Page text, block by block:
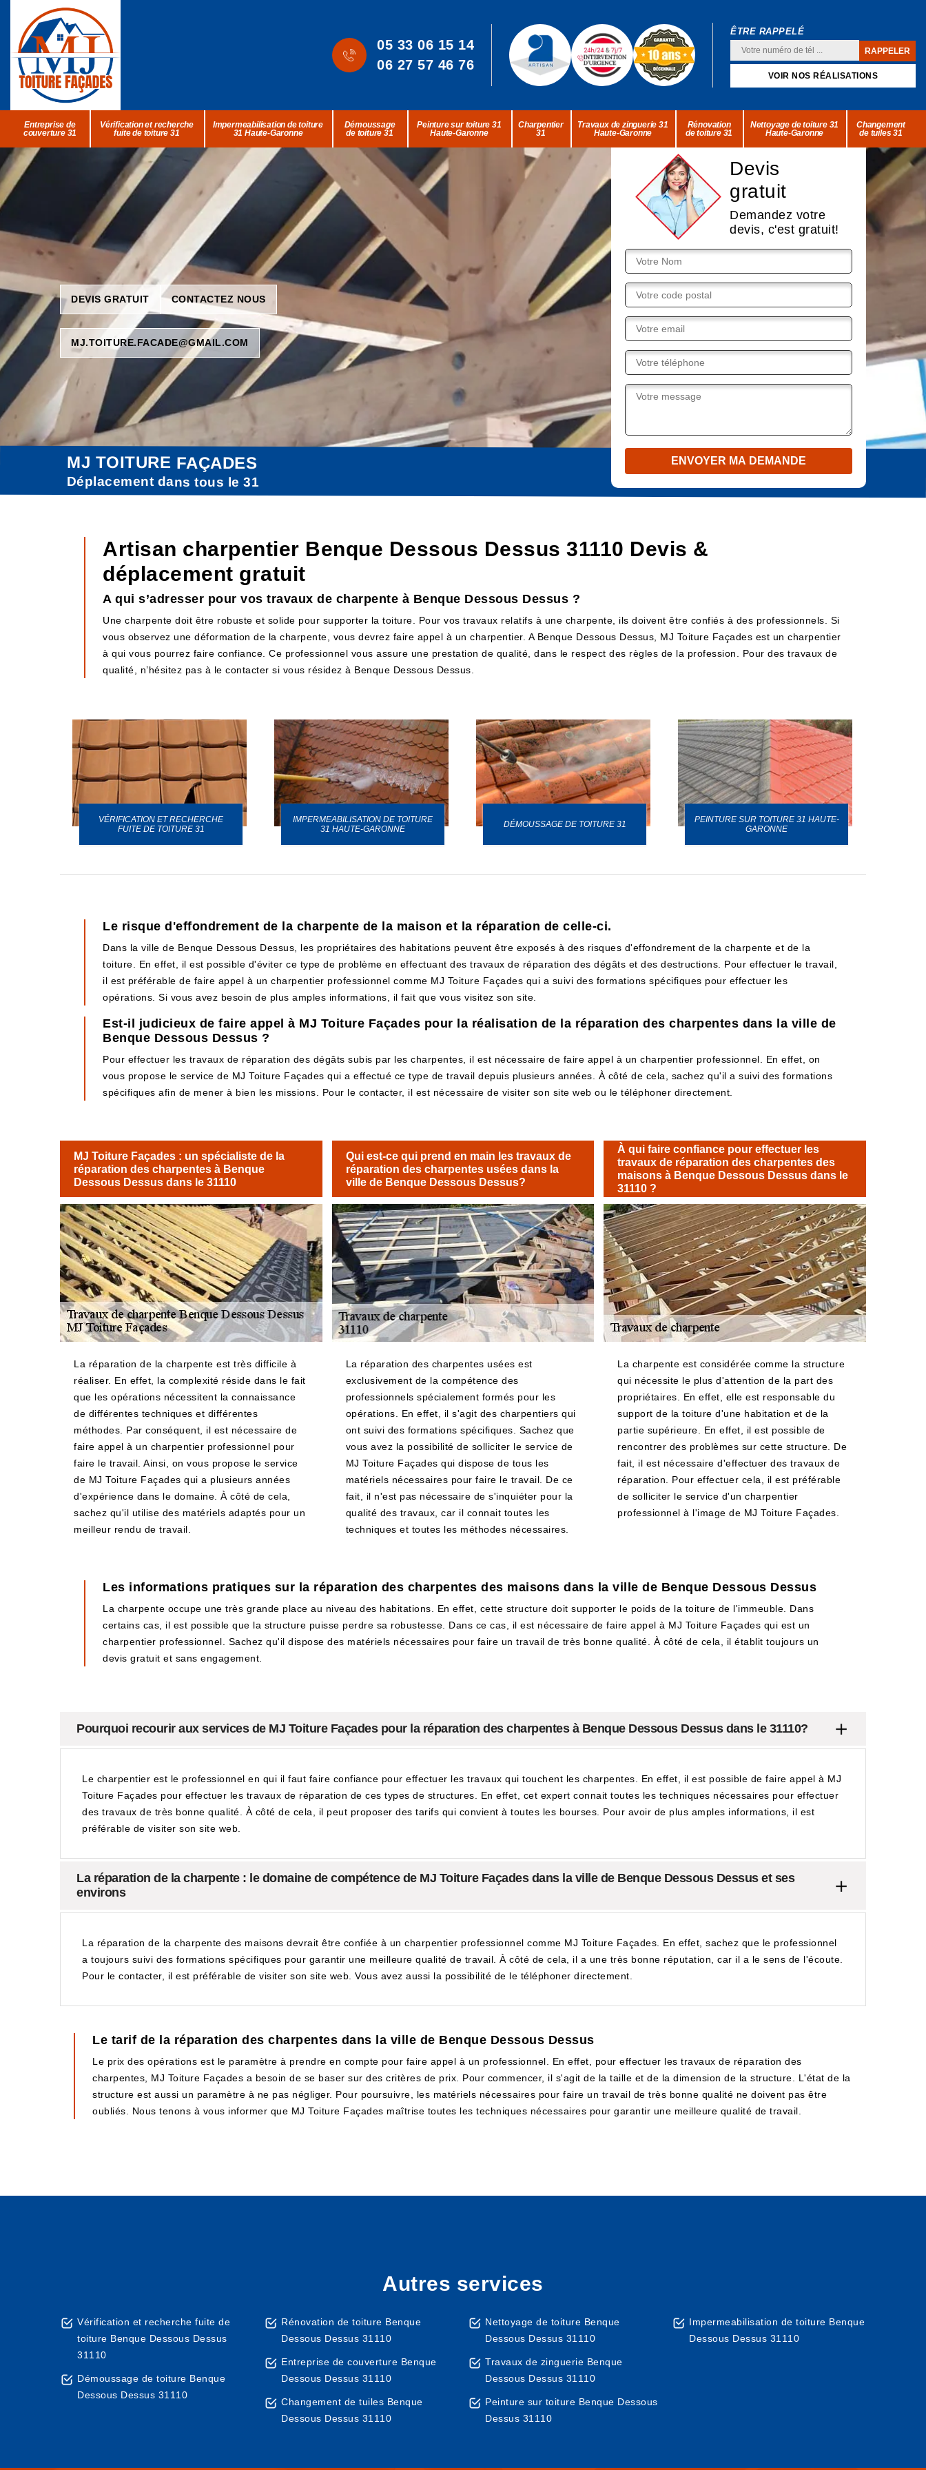
05 33 06 15 14
06 27 57 46 76
ÊTRE RAPPELÉ
VOIR NOS RÉALISATIONS
Entreprise de
couverture 31
Vérification et recherche
fuite de toiture 31
Impermeabilisation de toiture
31 Haute-Garonne
Démoussage
de toiture 31
Peinture sur toiture 31
Haute-Garonne
Charpentier
31
Travaux de zinguerie 31
Haute-Garonne
Rénovation
de toiture 31
Nettoyage de toiture 31
Haute-Garonne
Changement
de tuiles 31
DEVIS GRATUIT CONTACTEZ NOUS
MJ.TOITURE.FACADE@GMAIL.COM
Devis
gratuit
Demandez votre
devis, c'est gratuit!
MJ TOITURE FAÇADES
Déplacement dans tous le 31
Artisan charpentier Benque Dessous Dessus 31110 Devis &
déplacement gratuit
A qui s’adresser pour vos travaux de charpente à Benque Dessous Dessus ?
Une charpente doit être robuste et solide pour supporter la toiture. Pour vos travaux relatifs à une charpente, ils doivent être confiés à des professionnels. Si
vous observez une déformation de la charpente, vous devrez faire appel à un charpentier. A Benque Dessous Dessus, MJ Toiture Façades est un charpentier
à qui vous pourrez faire confiance. Ce professionnel vous assure une prestation de qualité, dans le respect des règles de la profession. Pour des travaux de
qualité, n’hésitez pas à le contacter si vous résidez à Benque Dessous Dessus.
VÉRIFICATION ET RECHERCHE
FUITE DE TOITURE 31
IMPERMEABILISATION DE TOITURE
31 HAUTE-GARONNE
DÉMOUSSAGE DE TOITURE 31
PEINTURE SUR TOITURE 31 HAUTE-
GARONNE
Le risque d'effondrement de la charpente de la maison et la réparation de celle-ci.
Dans la ville de Benque Dessous Dessus, les propriétaires des habitations peuvent être exposés à des risques d'effondrement de la charpente et de la
toiture. En effet, il est possible d'éviter ce type de problème en effectuant des travaux de réparation des dégâts et des destructions. Pour effectuer le travail,
il est préférable de faire appel à un charpentier professionnel comme MJ Toiture Façades qui a suivi des formations spécifiques pour effectuer les
opérations. Si vous avez besoin de plus amples informations, il fait que vous visitez son site.
Est-il judicieux de faire appel à MJ Toiture Façades pour la réalisation de la réparation des charpentes dans la ville de
Benque Dessous Dessus ?
Pour effectuer les travaux de réparation des dégâts subis par les charpentes, il est nécessaire de faire appel à un charpentier professionnel. En effet, on
vous propose le service de MJ Toiture Façades qui a effectué ce type de travail depuis plusieurs années. À côté de cela, sachez qu'il a suivi des formations
spécifiques afin de mener à bien les missions. Pour le contacter, il est nécessaire de visiter son site web ou le téléphoner directement.
MJ Toiture Façades : un spécialiste de la
réparation des charpentes à Benque
Dessous Dessus dans le 31110
La réparation de la charpente est très difficile à
réaliser. En effet, la complexité réside dans le fait
que les opérations nécessitent la connaissance
de différentes techniques et différentes
méthodes. Par conséquent, il est nécessaire de
faire appel à un charpentier professionnel pour
faire le travail. Ainsi, on vous propose le service
de MJ Toiture Façades qui a plusieurs années
d'expérience dans le domaine. À côté de cela,
sachez qu'il utilise des matériels adaptés pour un
meilleur rendu de travail.
Qui est-ce qui prend en main les travaux de
réparation des charpentes usées dans la
ville de Benque Dessous Dessus?
La réparation des charpentes usées est
exclusivement de la compétence des
professionnels spécialement formés pour les
opérations. En effet, il s'agit des charpentiers qui
ont suivi des formations spécifiques. Sachez que
vous avez la possibilité de solliciter le service de
MJ Toiture Façades qui dispose de tous les
matériels nécessaires pour faire le travail. De ce
fait, il n'est pas nécessaire de s'inquiéter pour la
qualité des travaux, car il connait toutes les
techniques et toutes les méthodes nécessaires.
À qui faire confiance pour effectuer les
travaux de réparation des charpentes des
maisons à Benque Dessous Dessus dans le
31110 ?
La charpente est considérée comme la structure
qui nécessite le plus d'attention de la part des
propriétaires. En effet, elle est responsable du
support de la toiture d'une habitation et de la
partie supérieure. En effet, il est possible de
rencontrer des problèmes sur cette structure. De
fait, il est nécessaire d'effectuer des travaux de
réparation. Pour effectuer cela, il est préférable
de solliciter le service d'un charpentier
professionnel à l'image de MJ Toiture Façades.
Les informations pratiques sur la réparation des charpentes des maisons dans la ville de Benque Dessous Dessus
La charpente occupe une très grande place au niveau des habitations. En effet, cette structure doit supporter le poids de la toiture de l'immeuble. Dans
certains cas, il est possible que la structure puisse perdre sa robustesse. Dans ce cas, il est nécessaire de faire appel à MJ Toiture Façades qui est un
charpentier professionnel. Sachez qu'il dispose des matériels nécessaires pour faire un travail de très bonne qualité. À côté de cela, il établit toujours un
devis gratuit et sans engagement.
Pourquoi recourir aux services de MJ Toiture Façades pour la réparation des charpentes à Benque Dessous Dessus dans le 31110?
Le charpentier est le professionnel en qui il faut faire confiance pour effectuer les travaux qui touchent les charpentes. En effet, il est possible de faire appel à MJ
Toiture Façades pour effectuer les travaux de réparation de ces types de structures. En effet, cet expert connait toutes les techniques nécessaires pour effectuer
des travaux de très bonne qualité. À côté de cela, il peut proposer des tarifs qui convient à toutes les bourses. Pour avoir de plus amples informations, il est
préférable de visiter son site web.
La réparation de la charpente : le domaine de compétence de MJ Toiture Façades dans la ville de Benque Dessous Dessus et ses
environs
La réparation de la charpente des maisons devrait être confiée à un charpentier professionnel comme MJ Toiture Façades. En effet, sachez que le professionnel
a toujours suivi des formations spécifiques pour garantir une meilleure qualité de travail. À côté de cela, il a une très bonne réputation, car il a le sens de l'écoute.
Pour le contacter, il est préférable de visiter son site web. Vous avez aussi la possibilité de le téléphoner directement.
Le tarif de la réparation des charpentes dans la ville de Benque Dessous Dessus
Le prix des opérations est le paramètre à prendre en compte pour faire appel à un professionnel. En effet, pour effectuer les travaux de réparation des
charpentes, MJ Toiture Façades a besoin de se baser sur des critères de prix. Pour commencer, il s'agit de la taille et de la dimension de la structure. L'état de la
structure est aussi un paramètre à ne pas négliger. Pour poursuivre, les matériels nécessaires pour faire un travail de très bonne qualité ne doivent pas être
oubliés. Nous tenons à vous informer que MJ Toiture Façades maîtrise toutes les techniques nécessaires pour garantir une meilleure qualité de travail.
Autres services
Vérification et recherche fuite de
toiture Benque Dessous Dessus
31110
Démoussage de toiture Benque
Dessous Dessus 31110
Rénovation de toiture Benque
Dessous Dessus 31110
Entreprise de couverture Benque
Dessous Dessus 31110
Changement de tuiles Benque
Dessous Dessus 31110
Nettoyage de toiture Benque
Dessous Dessus 31110
Travaux de zinguerie Benque
Dessous Dessus 31110
Peinture sur toiture Benque Dessous
Dessus 31110
Impermeabilisation de toiture Benque
Dessous Dessus 31110